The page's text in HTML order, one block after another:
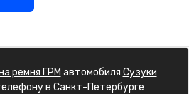
ремня ГРМ автомобиля Сузуки
в Санкт-Петербурге